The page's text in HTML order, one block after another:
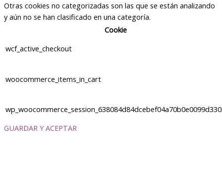
Otras cookies no categorizadas son las que se están analizando
y aún no se han clasificado en una categoría.
Cookie
wcf_active_checkout
woocommerce_items_in_cart
GUARDAR Y ACEPTAR